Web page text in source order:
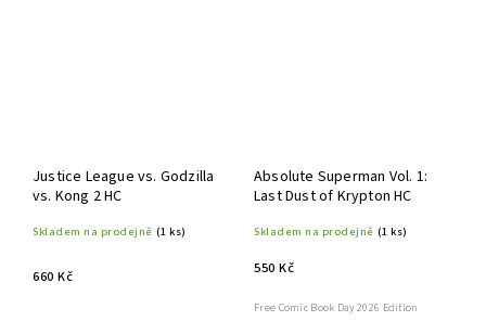
Justice League vs. Godzilla
vs. Kong 2 HC
Skladem na prodejně (1 ks)
660 Kč
Absolute Superman Vol. 1:
Last Dust of Krypton HC
Skladem na prodejně (1 ks)
550 Kč
Free Comic Book Day 2026 Edition